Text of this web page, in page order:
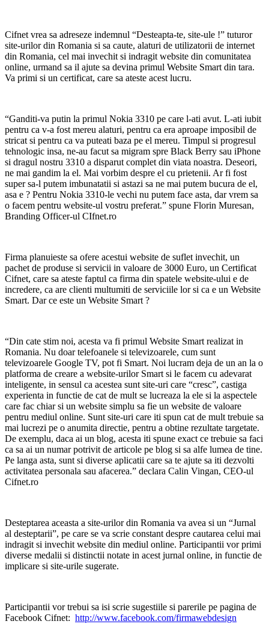
Cifnet vrea sa adreseze indemnul “Desteapta-te, site-ule !” tuturor
site-urilor din Romania si sa caute, alaturi de utilizatorii de internet
din Romania, cel mai invechit si indragit website din comunitatea
online, urmand sa il ajute sa devina primul Website Smart din tara.
Va primi si un certificat, care sa ateste acest lucru.
“Ganditi-va putin la primul Nokia 3310 pe care l-ati avut. L-ati iubit
pentru ca v-a fost mereu alaturi, pentru ca era aproape imposibil de
stricat si pentru ca va puteati baza pe el mereu. Timpul si progresul
tehnologic insa, ne-au facut sa migram spre Black Berry sau iPhone
si dragul nostru 3310 a disparut complet din viata noastra. Deseori,
ne mai gandim la el. Mai vorbim despre el cu prietenii. Ar fi fost
super sa-l putem imbunatatii si astazi sa ne mai putem bucura de el,
asa e ? Pentru Nokia 3310-le vechi nu putem face asta, dar vrem sa
o facem pentru website-ul vostru preferat.” spune Florin Muresan,
Branding Officer-ul CIfnet.ro
Firma planuieste sa ofere acestui website de suflet invechit, un
pachet de produse si servicii in valoare de 3000 Euro, un Certificat
Cifnet, care sa ateste faptul ca firma din spatele website-ului e de
incredere, ca are clienti multumiti de serviciile lor si ca e un Website
Smart. Dar ce este un Website Smart ?
“Din cate stim noi, acesta va fi primul Website Smart realizat in
Romania. Nu doar telefoanele si televizoarele, cum sunt
televizoarele Google TV, pot fi Smart. Noi lucram deja de un an la o
platforma de creare a website-urilor Smart si le facem cu adevarat
inteligente, in sensul ca acestea sunt site-uri care “cresc”, castiga
experienta in functie de cat de mult se lucreaza la ele si la aspectele
care fac chiar si un website simplu sa fie un website de valoare
pentru mediul online. Sunt site-uri care iti spun cat de mult trebuie sa
mai lucrezi pe o anumita directie, pentru a obtine rezultate targetate.
De exemplu, daca ai un blog, acesta iti spune exact ce trebuie sa faci
ca sa ai un numar potrivit de articole pe blog si sa alfe lumea de tine.
Pe langa asta, sunt si diverse aplicatii care sa te ajute sa iti dezvolti
activitatea personala sau afacerea.” declara Calin Vingan, CEO-ul
Cifnet.ro
Desteptarea aceasta a site-urilor din Romania va avea si un “Jurnal
al desteptarii”, pe care se va scrie constant despre cautarea celui mai
indragit si invechit website din mediul online. Participantii vor primi
diverse medalii si distinctii notate in acest jurnal online, in functie de
implicare si site-urile sugerate.
Participantii vor trebui sa isi scrie sugestiile si parerile pe pagina de
Facebook Cifnet: http://www.facebook.com/firmawebdesign